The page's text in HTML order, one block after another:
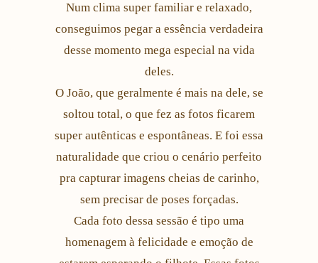
Num clima super familiar e relaxado,
conseguimos pegar a essência verdadeira
desse momento mega especial na vida
deles.
O João, que geralmente é mais na dele, se
soltou total, o que fez as fotos ficarem
super autênticas e espontâneas. E foi essa
naturalidade que criou o cenário perfeito
pra capturar imagens cheias de carinho,
sem precisar de poses forçadas.
Cada foto dessa sessão é tipo uma
homenagem à felicidade e emoção de